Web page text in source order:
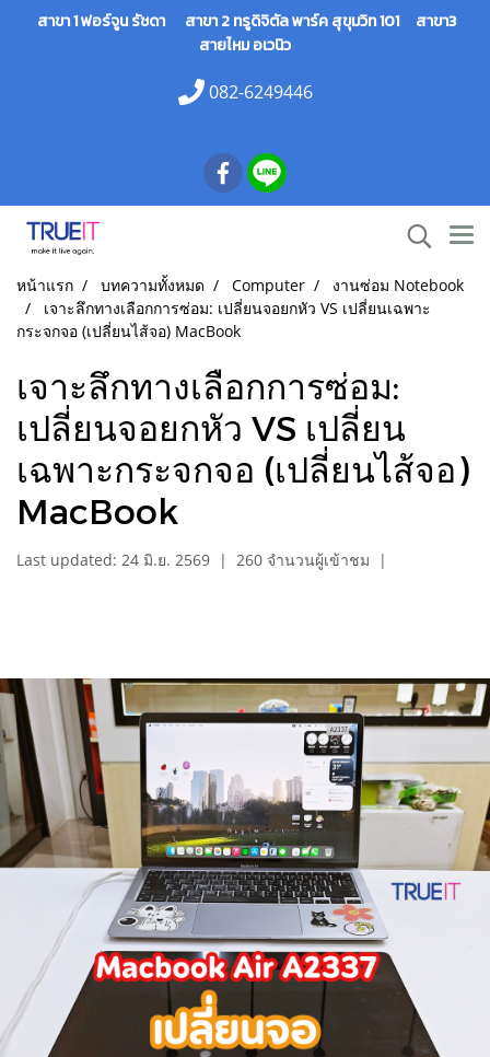
สาขา 1 ฟอร์จูน รัชดา สาขา 2 ทรูดิจิตัล พาร์ค สุขุมวิท 101 สาขา3
สายไหม อเวนิว
082-6249446
หน้าแรก บทความทั้งหมด Computer
งานซ่อม Notebook
เจาะลึกทางเลือกการซ่อม: เปลี่ยนจอยกหัว VS เปลี่ยนเฉพาะ
กระจกจอ (เปลี่ยนไส้จอ) MacBook
เจาะลึกทางเลือกการซ่อม:
เปลี่ยนจอยกหัว VS เปลี่ยน
เฉพาะกระจกจอ (เปลี่ยนไส้จอ)
MacBook
Last updated: 24 มิ.ย. 2569 | 260 จำนวนผู้เข้าชม |